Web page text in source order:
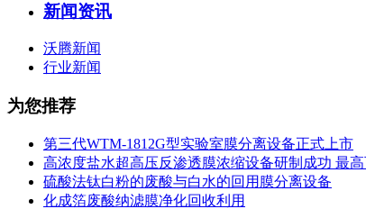
新闻资讯
沃腾新闻
行业新闻
为您推荐
第三代WTM-1812G型实验室膜分离设备正式上市
高浓度盐水超高压反渗透膜浓缩设备研制成功 最
硫酸法钛白粉的废酸与白水的回用膜分离设备
化成箔废酸纳滤膜净化回收利用